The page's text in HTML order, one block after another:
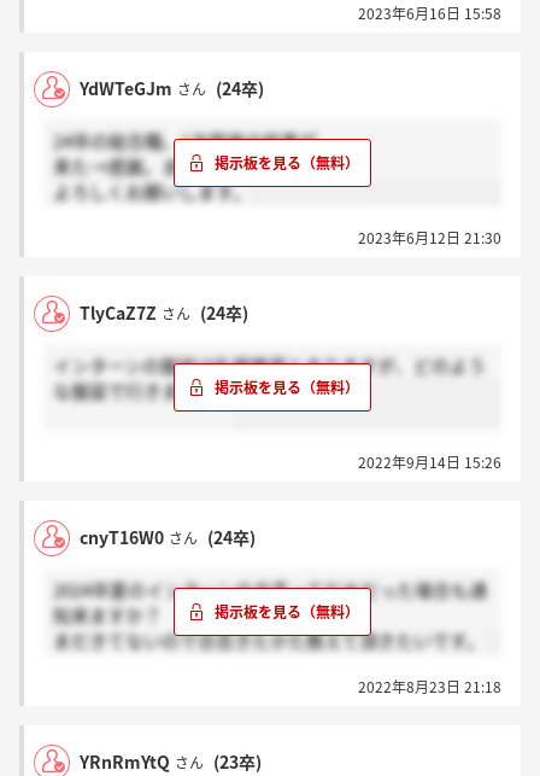
2023年6月16日 15:58
YdWTeGJm さん (24卒)
24卒の総合職、1次面接の結果が
来た→感謝。まだ→ホント。
よろしくお願いします。
2023年6月12日 21:30
TlyCaZ7Z さん (24卒)
インターンの服装は私服推奨とありますが、どのよう
な服装で行きますか？
2022年9月14日 15:26
cnyT16W0 さん (24卒)
2024卒夏のインターンの合否ってだめだった場合も通
知来ますか？
まだきてないので合否きたかた教えて頂きたいです。
2022年8月23日 21:18
YRnRmYtQ さん (23卒)